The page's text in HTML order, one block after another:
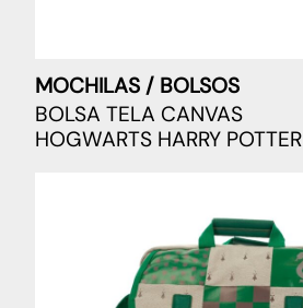
MOCHILAS / BOLSOS
BOLSA TELA CANVAS
HOGWARTS HARRY POTTER